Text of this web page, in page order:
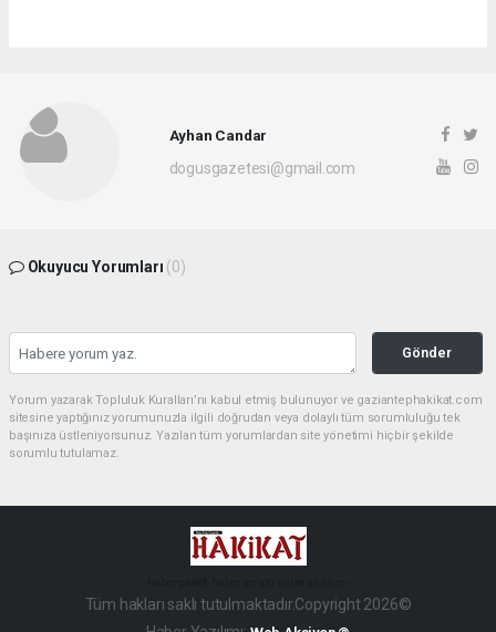
Ayhan Candar
dogusgazetesi@gmail.com
Okuyucu Yorumları (0)
Gönder
Yorum yazarak Topluluk Kuralları’nı kabul etmiş bulunuyor ve gaziantephakikat.com
sitesine yaptığınız yorumunuzla ilgili doğrudan veya dolaylı tüm sorumluluğu tek
başınıza üstleniyorsunuz. Yazılan tüm yorumlardan site yönetimi hiçbir şekilde
sorumlu tutulamaz.
Tüm hakları saklı tutulmaktadır.Copyright 2026©